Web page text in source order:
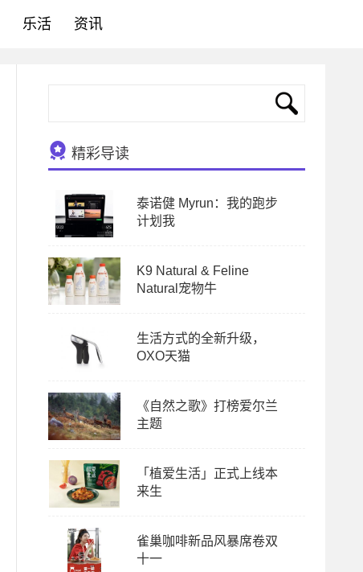
乐活 资讯
精彩导读
泰诺健 Myrun：我的跑步
计划我
K9 Natural & Feline
Natural宠物牛
生活方式的全新升级，
OXO天猫
《自然之歌》打榜爱尔兰
主题
「植爱生活」正式上线本
来生
雀巢咖啡新品风暴席卷双
十一